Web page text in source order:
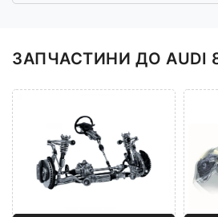
ЗАПЧАСТИНИ ДО AUDI